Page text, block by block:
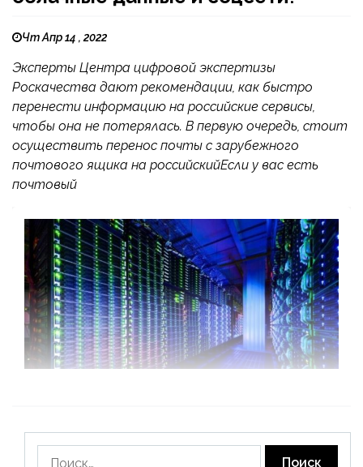
Чт Апр 14 , 2022
Эксперты Центра цифровой экспертизы
Роскачества дают рекомендации, как быстро
перенести информацию на российские сервисы,
чтобы она не потерялась. В первую очередь, стоит
осуществить перенос почты с зарубежного
почтового ящика на российскийЕсли у вас есть
почтовый